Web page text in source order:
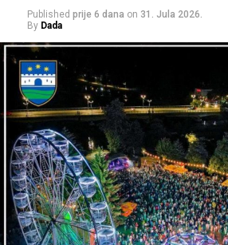
VIDEO Iz Evrope nazad kući: Bužim
radnika zahvaljujući domaćoj firmi
DON'T MISS
Projekt izgradnje aerodroma u
fazu
Published prije 6 dana on 31. Jula 2026.
By Dada